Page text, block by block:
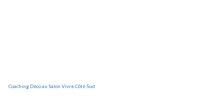
Coaching Déco au Salon Vivre Côté Sud